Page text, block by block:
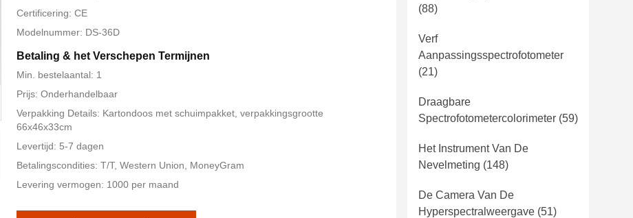
Certificering: CE
Modelnummer: DS-36D
Betaling & het Verschepen Termijnen
Min. bestelaantal: 1
Prijs: Onderhandelbaar
Verpakking Details: Kartondoos met schuimpakket, verpakkingsgrootte
66x46x33cm
Levertijd: 5-7 dagen
Betalingscondities: T/T, Western Union, MoneyGram
Levering vermogen: 1000 per maand
(88)
Verf
Aanpassingsspectrofotometer
(21)
Draagbare
Spectrofotometercolorimeter (59)
Het Instrument Van De
Nevelmeting (148)
De Camera Van De
Hyperspectralweergave (51)